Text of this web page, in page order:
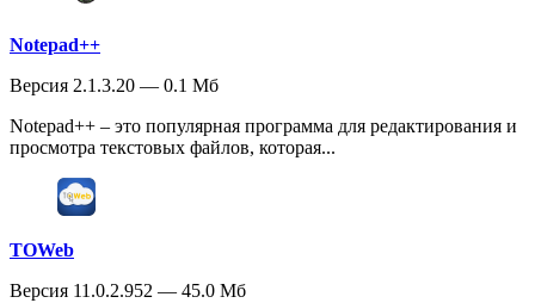
Notepad++
Версия 2.1.3.20 — 0.1 Мб
Notepad++ – это популярная программа для редактирования и
просмотра текстовых файлов, которая...
TOWeb
Версия 11.0.2.952 — 45.0 Мб